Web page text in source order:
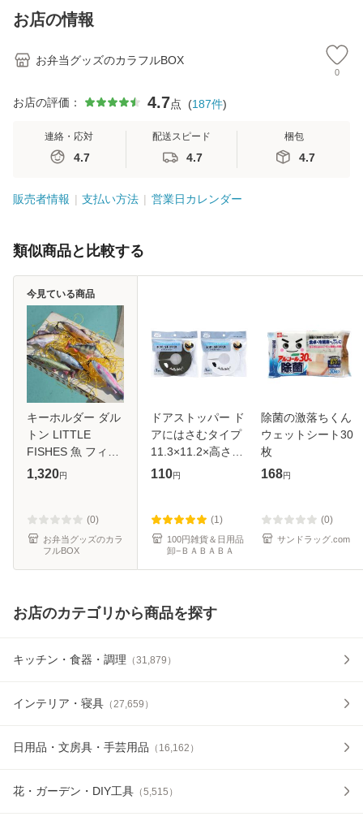
お店の情報
お弁当グッズのカラフルBOX
0
お店の評価： 4.7点 (187件)
連絡・応対
4.7
配送スピード
4.7
梱包
4.7
販売者情報 支払い方法 営業日カレンダー
類似商品と比較する
キーホルダー ダル
トン LITTLE
FISHES 魚 フィッ
シュ ソフトタイプ
ズ 雑貨 リアル 釣
り好き プレゼン
1,320円
(0)
お弁当グッズのカラ
フルBOX
今見ている商品
ドアストッパー ド
アにはさむタイプ
11.3×11.2×高さ
2cm ハローベビー
100円均一 100均
一 100均)
110円
(1)
100円雑貨＆日用品
卸−ＢＡＢＡＢＡ
除菌の激落ちくん
ウェットシート30
枚
168円
(0)
サンドラッグ.com
お店のカテゴリから商品を探す
キッチン・食器・調理 （31,879 ）
インテリア・寝具 （ 27,659 ）
日用品・文房具・手芸用品 （ 16,162 ）
花・ガーデン・DIY工具 （5,515 ）